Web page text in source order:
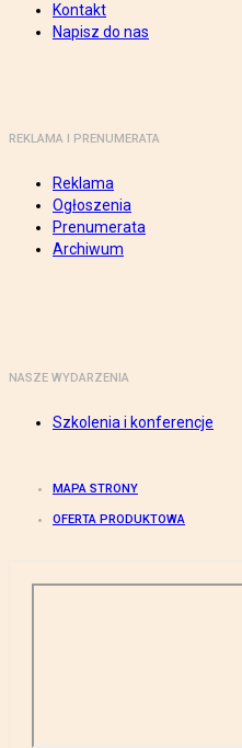
Kontakt
Napisz do nas
REKLAMA I PRENUMERATA
Reklama
Ogłoszenia
Prenumerata
Archiwum
NASZE WYDARZENIA
Szkolenia i konferencje
MAPA STRONY
OFERTA PRODUKTOWA